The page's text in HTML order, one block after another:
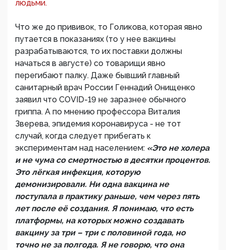
людьми.
Что же до прививок, то Голикова, которая явно
путается в показаниях (то у нее вакцины
разрабатываются, то их поставки должны
начаться в августе) со товарищи явно
перегибают палку. Даже бывший главный
санитарный врач России Геннадий Онищенко
заявил что COVID-19 не заразнее обычного
гриппа. А по мнению профессора Виталия
Зверева, эпидемия коронавируса - не тот
случай, когда следует прибегать к
экспериментам над населением: «Это не холера
и не чума со смертностью в десятки процентов.
Это лёгкая инфекция, которую
демонизировали. Ни одна вакцина не
поступала в практику раньше, чем через пять
лет после её создания. Я понимаю, что есть
платформы, на которых можно создавать
вакцину за три – три с половиной года, но
точно не за полгода. Я не говорю, что она